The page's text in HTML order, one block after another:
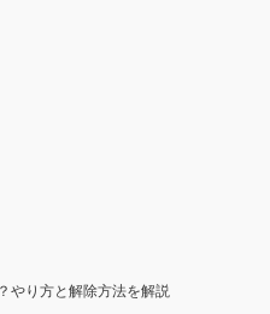
やり方と解除方法を解説